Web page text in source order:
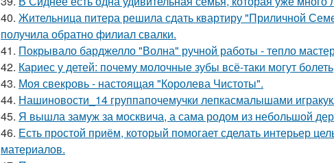
40. Жительница питера решила сдать квартиру "Приличной
получила обратно филиал свалки.
41. Покрывало барджелло "Волна" ручной работы - тепло
42. Кариес у детей: почему молочные зубы всё-таки могут болеть
43. Моя свекровь - настоящая "Королева Чистоты".
44. Нашиновости_14 группапочемучки лепкасмалышами
45. Я вышла замуж за москвича, а сама родом из небольшой
46. Есть простой приём, который помогает сделать интерьер
материалов.